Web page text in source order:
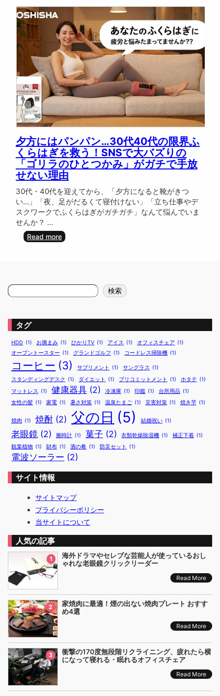
膜
リ
リ
ー
ス
ガ
ン
』
は
ス
マ
り
軽
い
の
に
本
格
派
！
ガ
肩
1
分
で
く
な
る
！
夕方にはパンパン…30代40代の限界ふ
くらはぎを救う！SNSで大バズりの
「ゴリラのひとつかみ」がガチで手放
せない理由
30代・40代を迎えてから、「夕方になると靴がきつ
い…」「夜、足がだるくて寝付けない」「立ち仕事やデ
スクワークでふくらはぎがガチガチ」なんて悩んでいま
せんか？ …
Read more:
パ
…
3
0
4
0
代
の
限
界
ふ
く
ら
ぎ
を
S
N
S
で
大
ズ
り
リ
ラ
つ
か
み
ガ
検
索
検索
タグ
HDD (1) お摘まみ (1) ひかりTV (1) アイス (1) オフィスチェア (1)
オーブントースター (1) グランドゴルフ (1) コードレス掃除機 (1)
コーヒー (3) サプリメント (1) サングラス (1)
スタンディングデスク
(1) ダイエット (1) プリコミットメント (1) ホタテ (1)
マットレス (1) 健康器具 (2) 冷凍庫 (1) 印鑑 (1) 台所用品 (1)
女性の髪 (1) 家電 (1) 暑さ対策 (1) 温泉たまご (1) 災害対策 (1) 焼き芋 (1)
焼肉 (1) 焼酎 (2) 父の日 (5) 結婚祝い (1)
老眼鏡 (2) 腕時計 (1) 菓子 (2) 衣類乾燥除湿機 (1) 補正下着 (1)
観葉植物 (1) 財布 (1) 酒の肴 (1) 防災セット (1)
電波ソーラー (2)
サイト情報
サイトマップ
プライバシーポリシー
当サイトについて
人気の記事
1
海外ドラマやセレブな芸能人が使っているおし
ゃれな老眼鏡クリックリーダー
Read More
2
家焼肉に最適！煙の出ない焼肉プレート おすす
め4選
Read More
3
衝撃の170度無段階リクライニング、疲れたら横
になって寝れる・眠れるオフィスチェア
Read More